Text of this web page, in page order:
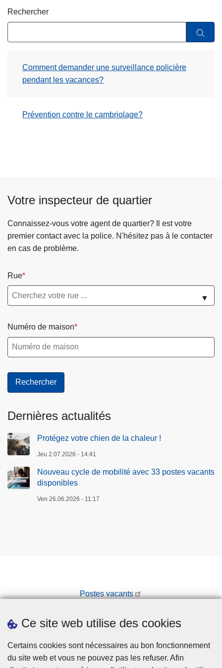
Ce site web utilise des cookies
Certains cookies sont nécessaires au bon fonctionnement
du site web et vous ne pouvez pas les refuser. Afin
Rechercher
Comment demander une surveillance policière
pendant les vacances?
Prévention contre le cambriolage?
Votre inspecteur de quartier
Connaissez-vous votre agent de quartier? Il est votre
premier contact avec la police. N'hésitez pas à le contacter
en cas de problème.
Rue
▼
Numéro de maison
Dernières actualités
Protégez votre chien de la chaleur !
Jeu 2.07.2026 - 14:41
Nouveau cycle de mobilité avec 33 postes vacants
disponibles
Ven 26.06.2026 - 11:17
Postes vacants
Téléchargements
Presse